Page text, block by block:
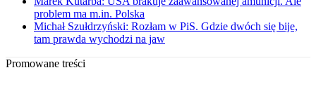
problem ma m.in. Polska
Michał Szułdrzyński: Rozłam w PiS. Gdzie dwóch się bije,
tam prawda wychodzi na jaw
Promowane treści